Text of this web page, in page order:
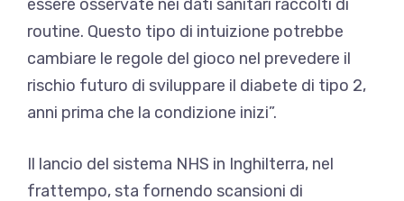
essere osservate nei dati sanitari raccolti di
routine. Questo tipo di intuizione potrebbe
cambiare le regole del gioco nel prevedere il
rischio futuro di sviluppare il diabete di tipo 2,
anni prima che la condizione inizi”.
Il lancio del sistema NHS in Inghilterra, nel
frattempo, sta fornendo scansioni di